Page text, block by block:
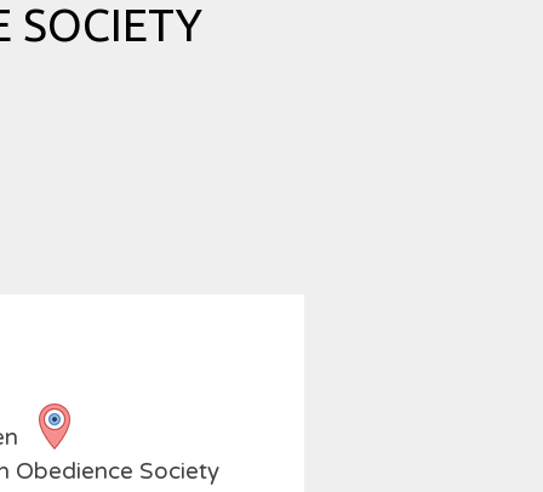
SOCIETY
Obedience Society